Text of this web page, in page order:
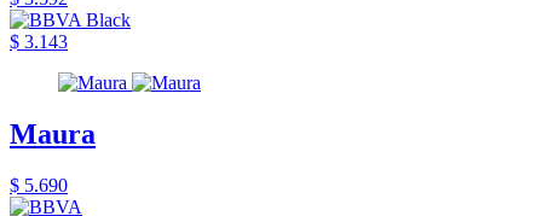
$ 3.143
Maura
$ 5.690